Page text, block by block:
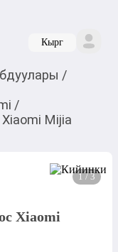
Кырг
/
/
Mijia
1 / 3
Xiaomi